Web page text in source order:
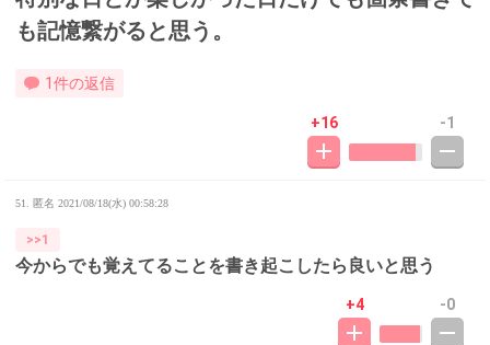
も記憶繋がると思う。
1件の返信
+16 -1
51. 匿名 2021/08/18(水) 00:58:28
>>1
今からでも覚えてることを書き起こしたら良いと思う
+4 -0